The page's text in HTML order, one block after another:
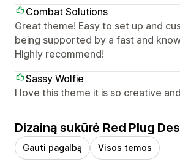
Combat Solutions
Great theme! Easy to set up and
being supported by a fast and
Highly recommend!
Sassy Wolfie
I love this theme it is so creative
Dizainą sukūrė Red Plug
Gauti pagalbą Visos temos